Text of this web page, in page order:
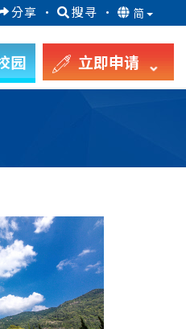
分享 · 搜寻 · 简
园 立即申请